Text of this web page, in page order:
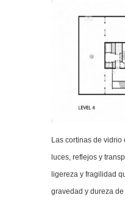
Las cortinas de
luces, reflejos y
ligereza y fragilidad
gravedad y dureza